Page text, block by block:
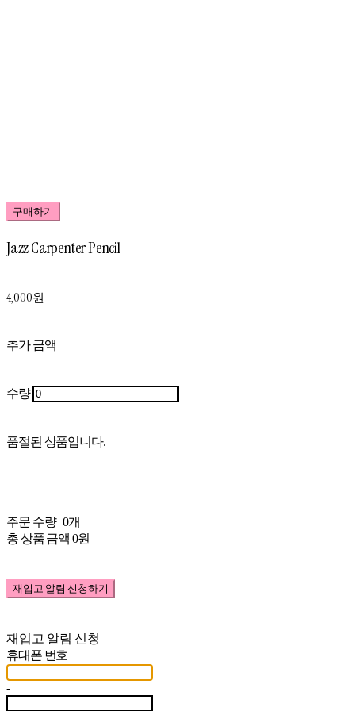
구매하기
Jazz Carpenter Pencil
4,000원
추가 금액
수량
품절된 상품입니다.
주문 수량 0개
총 상품 금액 0원
재입고 알림 신청하기
재입고 알림 신청
휴대폰 번호
-